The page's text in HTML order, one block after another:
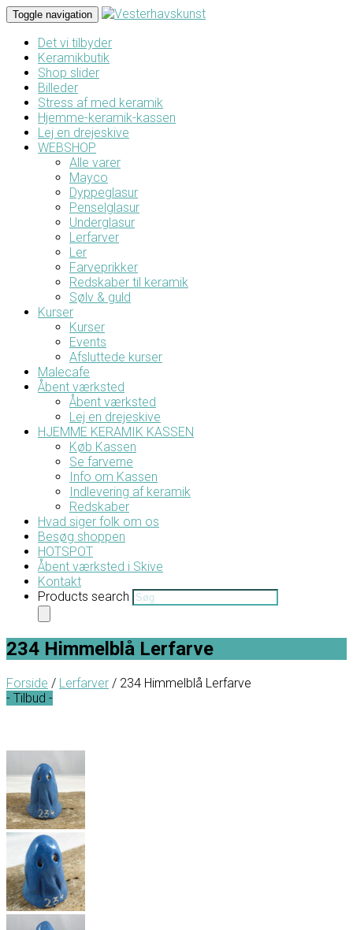
Toggle navigation
Det vi tilbyder
Keramikbutik
Shop slider
Billeder
Stress af med keramik
Hjemme-keramik-kassen
Lej en drejeskive
WEBSHOP
Alle varer
Mayco
Dyppeglasur
Penselglasur
Underglasur
Lerfarver
Ler
Farveprikker
Redskaber til keramik
Sølv & guld
Kurser
Kurser
Events
Afsluttede kurser
Malecafe
Åbent værksted
Åbent værksted
Lej en drejeskive
HJEMME KERAMIK KASSEN
Køb Kassen
Se farverne
Info om Kassen
Indlevering af keramik
Redskaber
Hvad siger folk om os
Besøg shoppen
HOTSPOT
Åbent værksted i Skive
Kontakt
Products search
234 Himmelblå Lerfarve
Forside / Lerfarver / 234 Himmelblå Lerfarve
- Tilbud -